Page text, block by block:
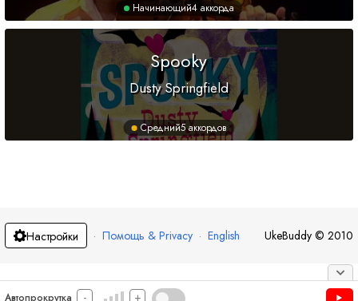
Начинающий4 аккорда
Spooky
Dusty Springfield
Средний5 аккордов
Автопрокрутка - +
Настройки · Помощь & Privacy · English UkeBuddy © 2010